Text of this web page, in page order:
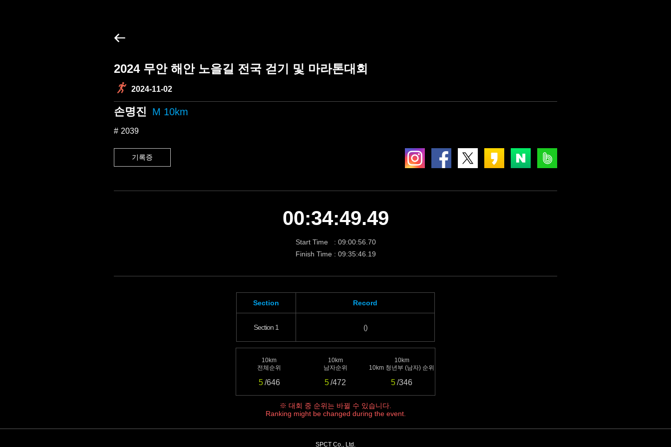
2024 무안 해안 노을길 전국 걷기 및 마라톤대회
2024-11-02
손명진 M 10km
2039
기록증
00:34:49.49
Start Time : 09:00:56.70
Finish Time : 09:35:46.19
Section Record
Section 1 ()
10km
전체순위
5/646
10km
남자순위
5 /472
10km
10km 청년부 (남자) 순위
5/346
※ 대회 중 순위는 바뀔 수 있습니다.
Ranking might be changed during the event.
SPCT Co., Ltd.